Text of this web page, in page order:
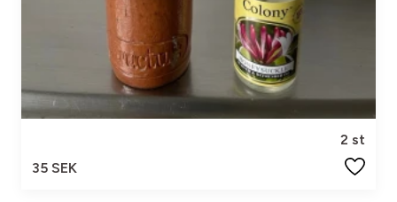
2 st
35 SEK